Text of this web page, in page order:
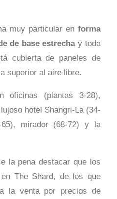
muy particular en forma
de base estrechay toda
cubierta de paneles de
superior al aire libre.
oficinas (plantas 3-28),
hotel Shangri-La (34-
65), mirador (68-72) y la
la pena destacar que los
The Shard, de los que
la venta por precios de